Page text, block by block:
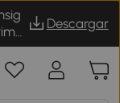
Descargar